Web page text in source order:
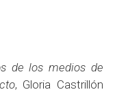
de los medios de
, Gloria Castrillón